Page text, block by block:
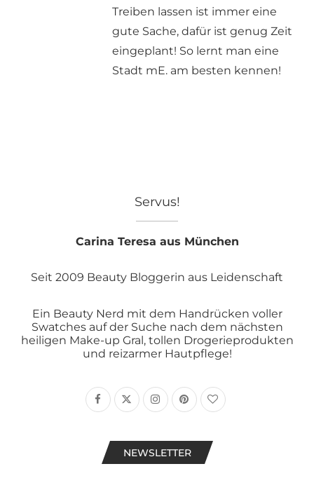
Treiben lassen ist immer eine
gute Sache, dafür ist genug Zeit
eingeplant! So lernt man eine
Stadt mE. am besten kennen!
Servus!
Carina Teresa aus München
Seit 2009 Beauty Bloggerin aus Leidenschaft
Ein Beauty Nerd mit dem Handrücken voller
Swatches auf der Suche nach dem nächsten
heiligen Make-up Gral, tollen Drogerieprodukten
und reizarmer Hautpflege!
NEWSLETTER